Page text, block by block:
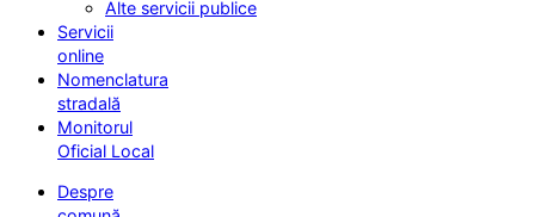
Alte servicii publice
Servicii
online
Nomenclatura
stradală
Monitorul
Oficial Local
Despre